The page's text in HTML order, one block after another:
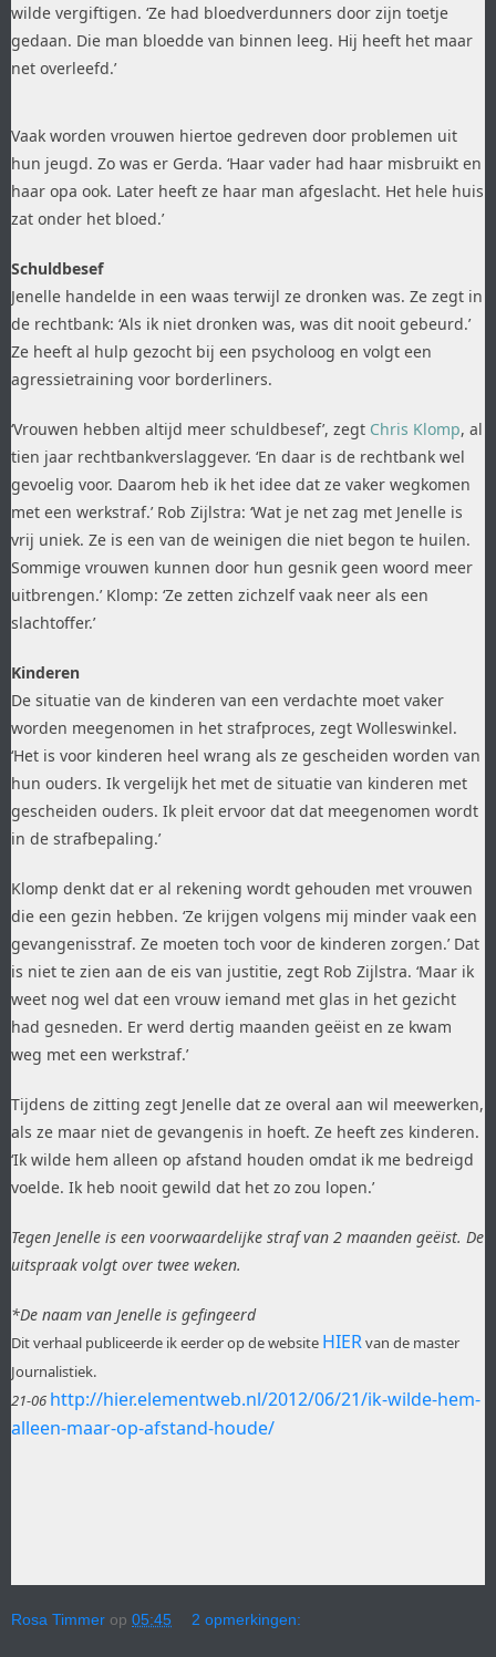
wilde vergiftigen. ‘Ze had bloedverdunners door zijn toetje
gedaan. Die man bloedde van binnen leeg. Hij heeft het maar
net overleefd.’
Vaak worden vrouwen hiertoe gedreven door problemen uit
hun jeugd. Zo was er Gerda. ‘Haar vader had haar misbruikt en
haar opa ook. Later heeft ze haar man afgeslacht. Het hele huis
zat onder het bloed.’
Schuldbesef
Jenelle handelde in een waas terwijl ze dronken was. Ze zegt in
de rechtbank: ‘Als ik niet dronken was, was dit nooit gebeurd.’
Ze heeft al hulp gezocht bij een psycholoog en volgt een
agressietraining voor borderliners.
‘Vrouwen hebben altijd meer schuldbesef’, zegt Chris Klomp, al
tien jaar rechtbankverslaggever. ‘En daar is de rechtbank wel
gevoelig voor. Daarom heb ik het idee dat ze vaker wegkomen
met een werkstraf.’ Rob Zijlstra: ‘Wat je net zag met Jenelle is
vrij uniek. Ze is een van de weinigen die niet begon te huilen.
Sommige vrouwen kunnen door hun gesnik geen woord meer
uitbrengen.’ Klomp: ‘Ze zetten zichzelf vaak neer als een
slachtoffer.’
Kinderen
De situatie van de kinderen van een verdachte moet vaker
worden meegenomen in het strafproces, zegt Wolleswinkel.
‘Het is voor kinderen heel wrang als ze gescheiden worden van
hun ouders. Ik vergelijk het met de situatie van kinderen met
gescheiden ouders. Ik pleit ervoor dat dat meegenomen wordt
in de strafbepaling.’
Klomp denkt dat er al rekening wordt gehouden met vrouwen
die een gezin hebben. ‘Ze krijgen volgens mij minder vaak een
gevangenisstraf. Ze moeten toch voor de kinderen zorgen.’ Dat
is niet te zien aan de eis van justitie, zegt Rob Zijlstra. ‘Maar ik
weet nog wel dat een vrouw iemand met glas in het gezicht
had gesneden. Er werd dertig maanden geëist en ze kwam
weg met een werkstraf.’
Tijdens de zitting zegt Jenelle dat ze overal aan wil meewerken,
als ze maar niet de gevangenis in hoeft. Ze heeft zes kinderen.
‘Ik wilde hem alleen op afstand houden omdat ik me bedreigd
voelde. Ik heb nooit gewild dat het zo zou lopen.’
Tegen Jenelle is een voorwaardelijke straf van 2 maanden geëist. De
uitspraak volgt over twee weken.
*De naam van Jenelle is gefingeerd
Dit verhaal publiceerde ik eerder op de website HIERvan de master
Journalistiek.
21-06 http://hier.elementweb.nl/2012/06/21/ik-wilde-hem-
alleen-maar-op-afstand-houde/
Rosa Timmer op 05:45 2 opmerkingen: